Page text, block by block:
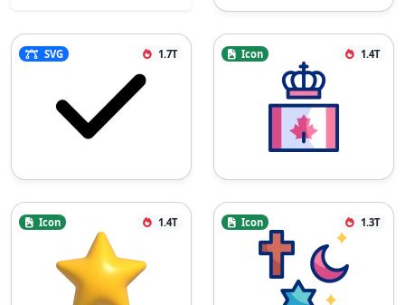
SVG 1.7T Icon 1.4T
Icon 1.4T Icon 1.3T